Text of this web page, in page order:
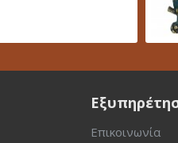
Επικοινωνία